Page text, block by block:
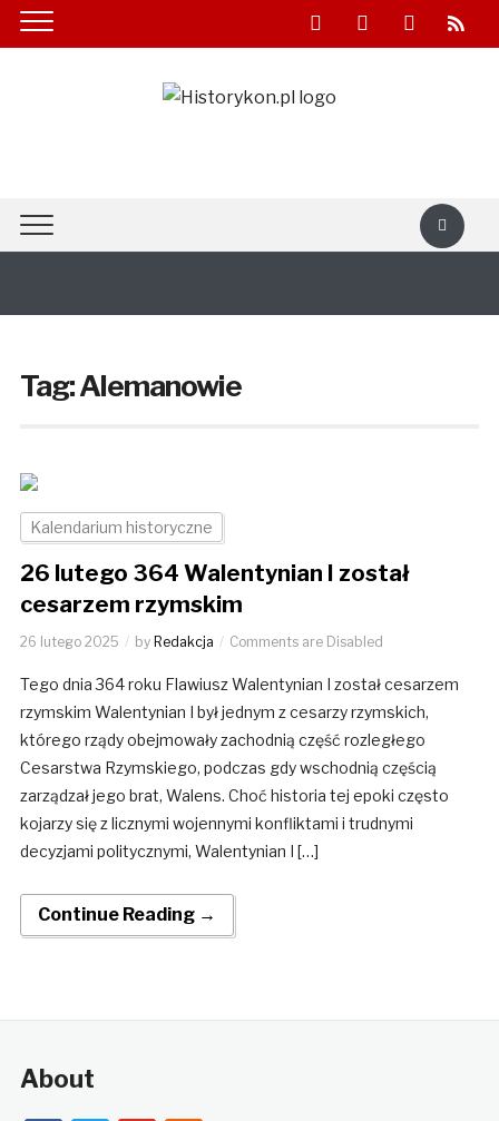
facebookyoutube twitter rss
Tag:Alemanowie
Kalendarium historyczne
26 lutego 364 Walentynian I został
cesarzem rzymskim
26 lutego 2025 by Redakcja Comments are Disabled
Tego dnia 364 roku Flawiusz Walentynian I został cesarzem
rzymskim Walentynian I był jednym z cesarzy rzymskich,
którego rządy obejmowały zachodnią część rozległego
Cesarstwa Rzymskiego, podczas gdy wschodnią częścią
zarządzał jego brat, Walens. Choć historia tej epoki często
kojarzy się z licznymi wojennymi konfliktami i trudnymi
decyzjami politycznymi, Walentynian I […]
Continue Reading →
About